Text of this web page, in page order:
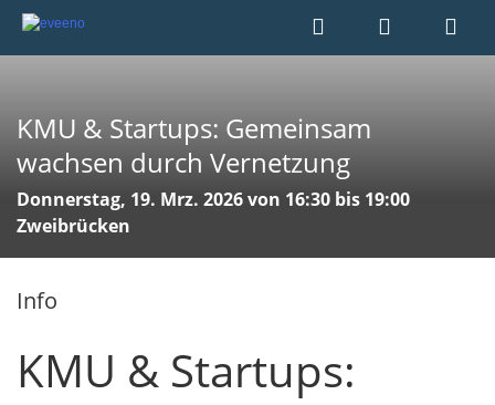
KMU & Startups: Gemeinsam
wachsen durch Vernetzung
Donnerstag, 19. Mrz. 2026 von 16:30 bis 19:00
Zweibrücken
Info
KMU & Startups: